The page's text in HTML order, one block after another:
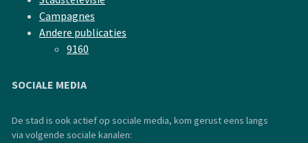
Campagnes
Andere publicaties
9160
SOCIALE MEDIA
De stad is ook actief op sociale media, kom gerust eens langs
via volgende sociale kanalen: